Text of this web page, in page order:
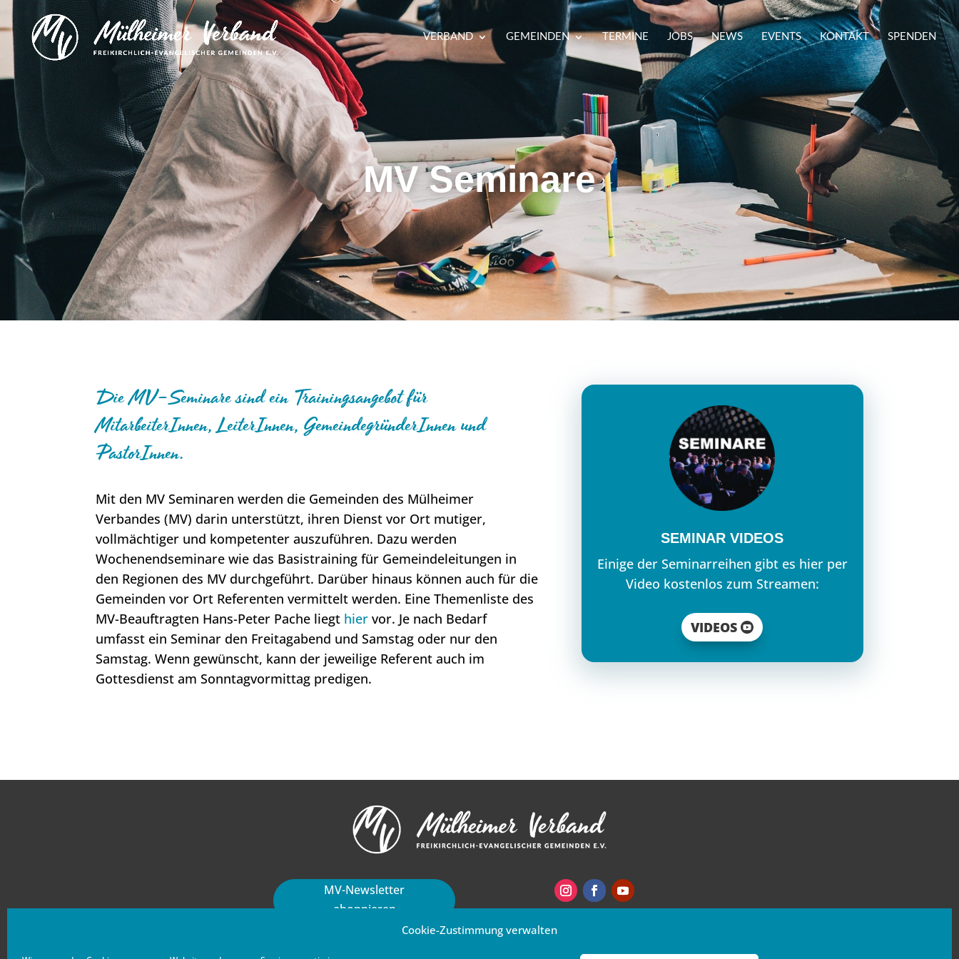
Cookie-Zustimmung verwalten
VERBAND GEMEINDEN TERMINE JOBS NEWS EVENTS KONTAKT SPENDEN
MV Seminare
Die MV-Seminare sind ein Trainingsangebot für
MitarbeiterInnen, LeiterInnen, GemeindegründerInnen und
PastorInnen.
Mit den MV Seminaren werden die Gemeinden des Mülheimer
Verbandes (MV) darin unterstützt, ihren Dienst vor Ort mutiger,
vollmächtiger und kompetenter auszuführen. Dazu werden
Wochenendseminare wie das Basistraining für Gemeindeleitungen in
den Regionen des MV durchgeführt. Darüber hinaus können auch für die
Gemeinden vor Ort Referenten vermittelt werden. Eine Themenliste des
MV-Beauftragten Hans-Peter Pache liegt hier vor. Je nach Bedarf
umfasst ein Seminar den Freitagabend und Samstag oder nur den
Samstag. Wenn gewünscht, kann der jeweilige Referent auch im
Gottesdienst am Sonntagvormittag predigen.
SEMINAR VIDEOS
Einige der Seminarreihen gibt es hier per
Video kostenlos zum Streamen:
VIDEOS
MV-Newsletter
abonnieren
Datenschutzerklärung|Cookie Richtlinie (EU)